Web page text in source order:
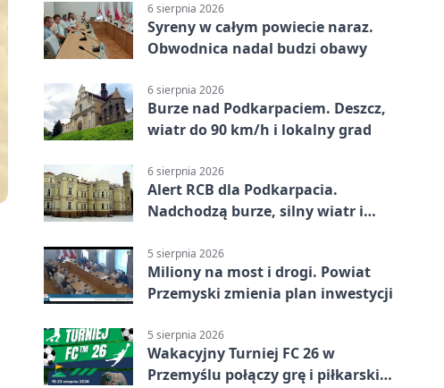
6 sierpnia 2026
Syreny w całym powiecie naraz.
Obwodnica nadal budzi obawy
6 sierpnia 2026
Burze nad Podkarpaciem. Deszcz,
wiatr do 90 km/h i lokalny grad
6 sierpnia 2026
Alert RCB dla Podkarpacia.
Nadchodzą burze, silny wiatr i
5 sierpnia 2026
Miliony na most i drogi. Powiat
Przemyski zmienia plan inwestycji
5 sierpnia 2026
Wakacyjny Turniej FC 26 w
Przemyślu połączy grę i piłkarski